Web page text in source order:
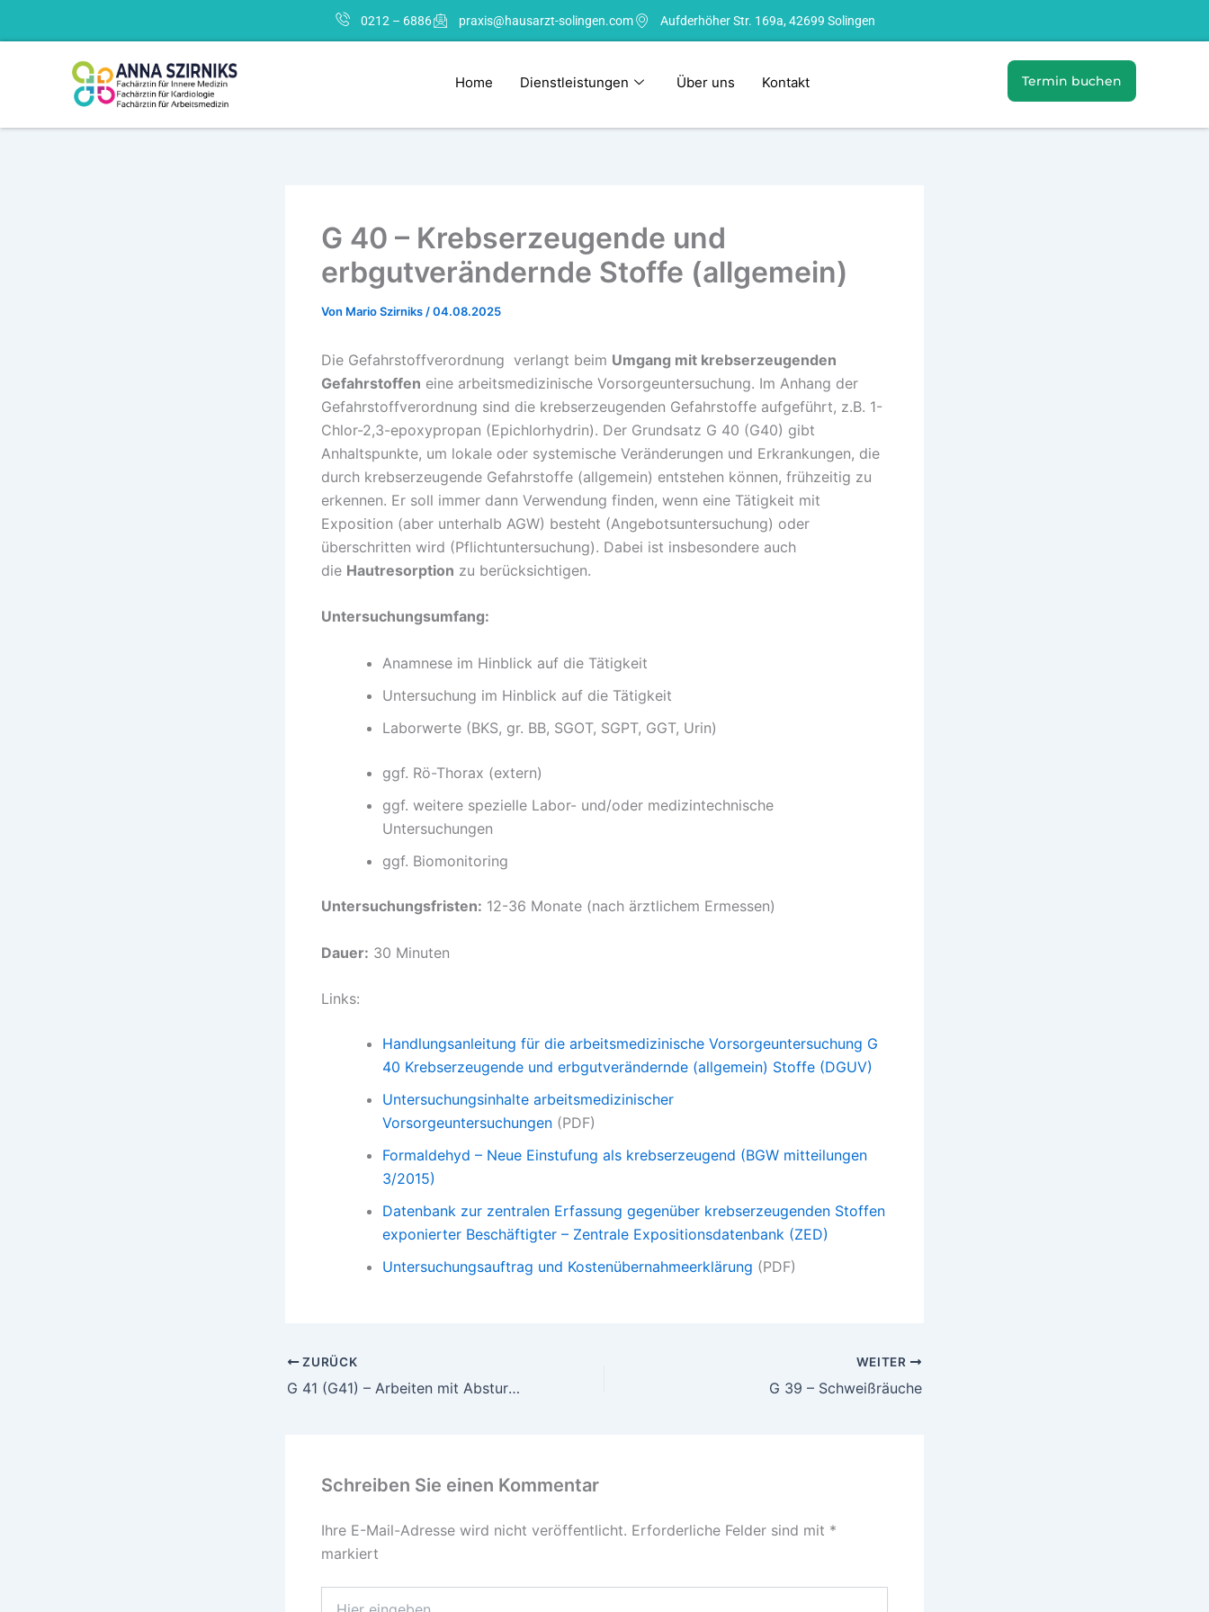
0212 – 6886 praxis@hausarzt-solingen.com Aufderhöher Str. 169a, 42699 Solingen
Home Dienstleistungen Über uns Kontakt Termin buchen
G 40 – Krebserzeugende und
erbgutverändernde Stoffe (allgemein)
Von Mario Szirniks /04.08.2025
Die Gefahrstoffverordnung verlangt beim Umgang mit krebserzeugenden
Gefahrstoffen eine arbeitsmedizinische Vorsorgeuntersuchung. Im Anhang der
Gefahrstoffverordnung sind die krebserzeugenden Gefahrstoffe aufgeführt, z.B. 1-
Chlor-2,3-epoxypropan (Epichlorhydrin). Der Grundsatz G 40 (G40) gibt
Anhaltspunkte, um lokale oder systemische Veränderungen und Erkrankungen, die
durch krebserzeugende Gefahrstoffe (allgemein) entstehen können, frühzeitig zu
erkennen. Er soll immer dann Verwendung finden, wenn eine Tätigkeit mit
Exposition (aber unterhalb AGW) besteht (Angebotsuntersuchung) oder
überschritten wird (Pflichtuntersuchung). Dabei ist insbesondere auch
die Hautresorption zu berücksichtigen.
Untersuchungsumfang:
Anamnese im Hinblick auf die Tätigkeit
Untersuchung im Hinblick auf die Tätigkeit
Laborwerte (BKS, gr. BB, SGOT, SGPT, GGT, Urin)
ggf. Rö-Thorax (extern)
ggf. weitere spezielle Labor- und/oder medizintechnische
Untersuchungen
ggf. Biomonitoring
Untersuchungsfristen: 12-36 Monate (nach ärztlichem Ermessen)
Dauer: 30 Minuten
Links:
Handlungsanleitung für die arbeitsmedizinische Vorsorgeuntersuchung G
40 Krebserzeugende und erbgutverändernde (allgemein) Stoffe (DGUV)
Untersuchungsinhalte arbeitsmedizinischer
Vorsorgeuntersuchungen (PDF)
Formaldehyd – Neue Einstufung als krebserzeugend (BGW mitteilungen
3/2015)
Datenbank zur zentralen Erfassung gegenüber krebserzeugenden Stoffen
exponierter Beschäftigter – Zentrale Expositionsdatenbank (ZED)
Untersuchungsauftrag und Kostenübernahmeerklärung (PDF)
ZURÜCK
G 41 (G41) – Arbeiten mit Absturzgefahr
WEITER
G 39 – Schweißräuche
Schreiben Sie einen Kommentar
Ihre E-Mail-Adresse wird nicht veröffentlicht. Erforderliche Felder sind mit *
markiert